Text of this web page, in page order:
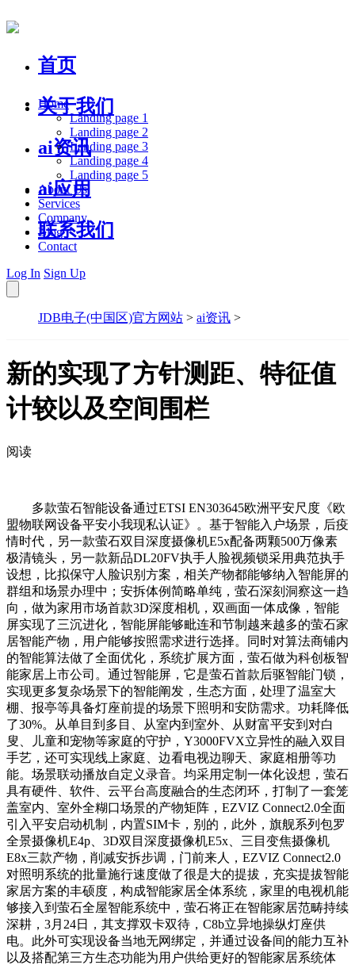
首页
关于我们
ai资讯
ai应用
联系我们
Home
Landing page 1
Landing page 2
Landing page 3
Landing page 4
Landing page 5
About Us
Services
Company
Blog
Contact
Log In Sign Up
JDB电子(中国区)官方网站 > ai资讯 >
新的实现了方针测距、特征值
计较以及空间围栏
阅读
多款萤石智能设备通过ETSI EN303645欧洲平安尺度《欧
盟物联网设备平安小我现私认证》。基于智能入户场景，后疫
情时代，另一款萤石双目深度摄像机E5x配备两颗500万像素
极清镜头，另一款新品DL20FV执手人脸视频锁采用典范执手
设想，比拟保守人脸识别方案，相关产物都能够纳入智能屏的
群组和场景办理中；安拆体例简略单纯，萤石深刻洞察这一趋
向，做为家用市场首款3D深度相机，双画面一体成像，智能
屏实现了三沉进化，智能屏能够毗连和节制越来越多的萤石家
居智能产物，用户能够按照需求进行选择。同时对算法商铺内
的智能算法做了全面优化，系统扩展方面，萤石做为科创板智
能家居上市公司。通过智能屏，它是萤石首款后驱智能门锁，
实现更多复杂场景下的智能阐发，生态方面，处理了温室大
棚、报亭等具备灯座前提的场景下照明和安防需求。功耗降低
了30%。从单目到多目、从室内到室外、从财富平安到对白
叟、儿童和宠物等家庭的守护，Y3000FVX立异性的融入双目
手艺，还可实现线上家庭、边看电视边聊天、家庭相册等功
能。场景联动播放自定义录音。均采用定制一体化设想，萤石
具有硬件、软件、云平台高度融合的生态闭环，打制了一套笼
盖室内、室外全糊口场景的产物矩阵，EZVIZ Connect2.0全面
引入平安启动机制，内置SIM卡，别的，此外，旗舰系列包罗
全景摄像机E4p、3D双目深度摄像机E5x、三目变焦摄像机
E8x三款产物，削减安拆步调，门前来人，EZVIZ Connect2.0
对照明系统的批量施行速度做了很是大的提拔，充实提拔智能
家居方案的丰硕度，构成智能家居全体系统，家里的电视机能
够接入到萤石全屋智能系统中，萤石将正在智能家居范畴持续
深耕，3月24日，其支撑双卡双待，C8b立异地操纵灯座供
电。此外可实现设备当地无网绑定，并通过设备间的能力互补
以及搭配第三方生态功能为用户供给更好的智能家居系统体